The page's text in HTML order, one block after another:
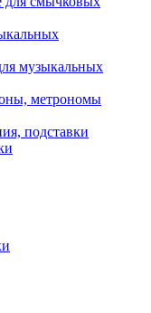
музыкальных
метрономы
подставки